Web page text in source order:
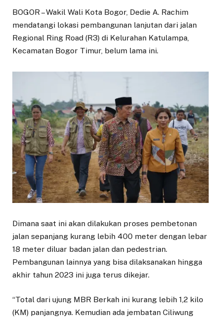
BOGOR – Wakil Wali Kota Bogor, Dedie A. Rachim
mendatangi lokasi pembangunan lanjutan dari jalan
Regional Ring Road (R3) di Kelurahan Katulampa,
Kecamatan Bogor Timur, belum lama ini.
Dimana saat ini akan dilakukan proses pembetonan
jalan sepanjang kurang lebih 400 meter dengan lebar
18 meter diluar badan jalan dan pedestrian.
Pembangunan lainnya yang bisa dilaksanakan hingga
akhir tahun 2023 ini juga terus dikejar.
“Total dari ujung MBR Berkah ini kurang lebih 1,2 kilo
(KM) panjangnya. Kemudian ada jembatan Ciliwung